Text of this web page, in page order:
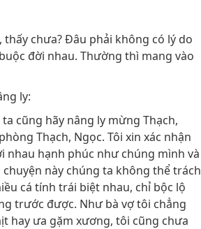
chưa? Đâu phải không có lý do
đời nhau. Thường thì mang vào
ly:
cũng hãy nâng ly mừng Thạch,
Thạch, Ngọc. Tôi xin xác nhận
nhau hạnh phúc như chúng mình và
này chúng ta không thể trách
cá tính trái biệt nhau, chỉ bộc lộ
trước được. Như bà vợ tôi chẳng
hay ưa gặm xương, tôi cũng chưa